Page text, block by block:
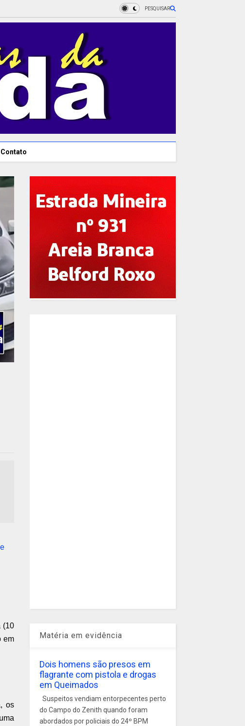
PESQUISAR
Contato
(10
em
os
Matéria em evidência
Dois homens são presos em
flagrante com pistola e drogas
em Queimados
Suspeitos vendiam entorpecentes perto
do Campo do Zenith quando foram
abordados por policiais do 24º BPM